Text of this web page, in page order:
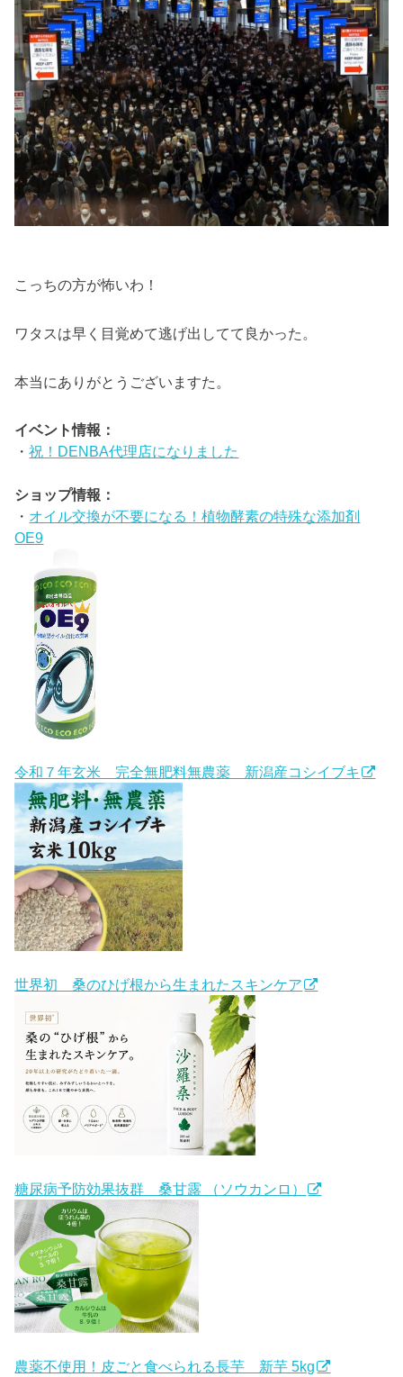
こっちの方が怖いわ！
ワタスは早く目覚めて逃げ出してて良かった。
本当にありがとうございますた。
イベント情報：
・祝！DENBA代理店になりました
ショップ情報：
・ オイル交換が不要になる！植物酵素の特殊な添加剤
OE9
令和７年玄米 完全無肥料無農薬 新潟産コシイブキ
世界初 桑のひげ根から生まれたスキンケア
糖尿病予防効果抜群 桑甘露 （ソウカンロ）
農薬不使用！皮ごと食べられる長芋 新芋 5kg